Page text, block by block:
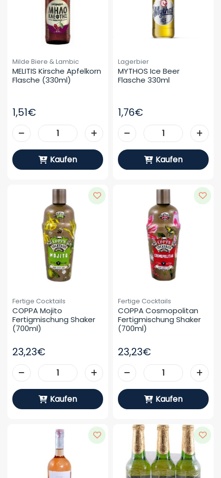
Milde Biere & Lambic
MELITIS Kirsche Apfelkorn
Flasche (330ml)
1,51€
Kaufen
Lagerbier
MYTHOS Ice Beer
Flasche 330ml
1,76€
Kaufen
Fertige Cocktails
COPPA Mojito
Fertigmischung Shaker
(700ml)
23,23€
Kaufen
Fertige Cocktails
COPPA Cosmopolitan
Fertigmischung Shaker
(700ml)
23,23€
Kaufen